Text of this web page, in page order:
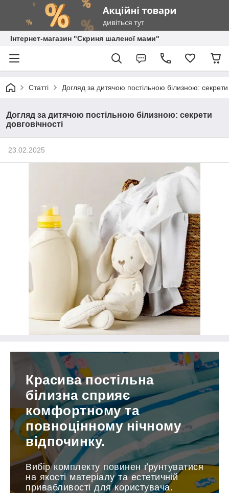
Інтернет-магазин "Скриня шаленої мами"
Статті Догляд за дитячою постільною білизною: секрети
Догляд за дитячою постільною білизною: секрети
довговічності
23.02.2025
Красива постільна
білизна сприяє
комфортному та
повноцінному нічному
відпочинку.
Вибір комплекту повинен ґрунтуватися
на якості матеріалу та естетичній
привабливості для користувача.